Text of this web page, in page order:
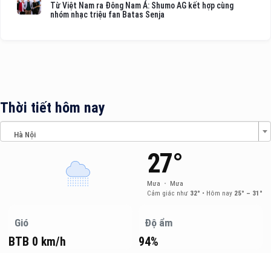
Từ Việt Nam ra Đông Nam Á: Shumo AG kết hợp cùng
nhóm nhạc triệu fan Batas Senja
Thời tiết hôm nay
Hà Nội
27°
Mưa • Mưa
Cảm giác như 32° • Hôm nay 25° – 31°
Gió
BTB 0 km/h
Độ ẩm
94%